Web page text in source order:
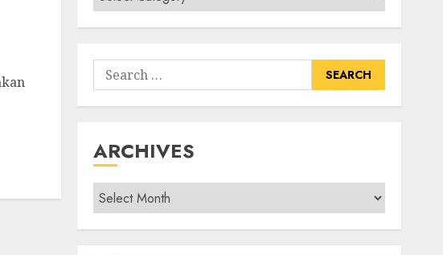
Senarai
Tumbuhan
Search
for:
ARCHIVES
Archives